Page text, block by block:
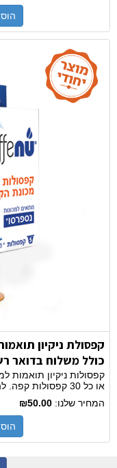
כולל משלוח בדואר
קפסולות ניקיון תואמות
או כל 30 קפסולות קפה. להיזהר בשימוש. לפעול לפי ההוראות.
המחיר שלנו: ₪50.00